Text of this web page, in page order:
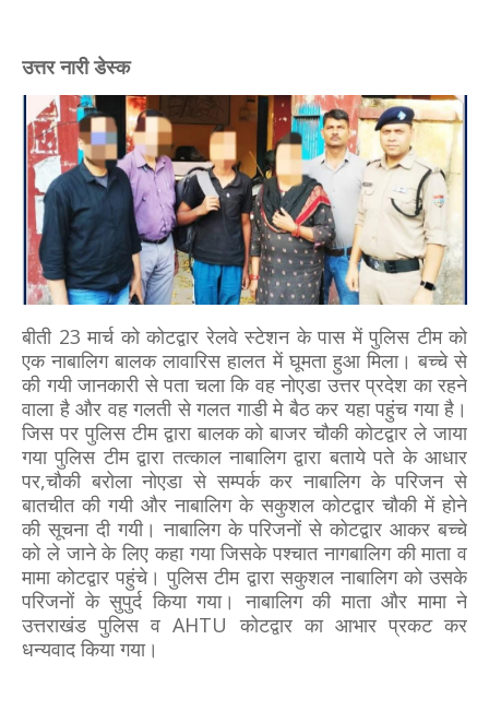
उत्तर नारी डेस्क
बीती 23 मार्च को कोटद्वार रेलवे स्टेशन के पास में पुलिस टीम को
एक नाबालिग बालक लावारिस हालत में घूमता हुआ मिला। बच्चे से
की गयी जानकारी से पता चला कि वह नोएडा उत्तर प्रदेश का रहने
वाला है और वह गलती से गलत गाडी मे बैठ कर यहा पहुंच गया है।
जिस पर पुलिस टीम द्वारा बालक को बाजर चौकी कोटद्वार ले जाया
गया पुलिस टीम द्वारा तत्काल नाबालिग द्वारा बताये पते के आधार
पर,चौकी बरोला नोएडा से सम्पर्क कर नाबालिग के परिजन से
बातचीत की गयी और नाबालिग के सकुशल कोटद्वार चौकी में होने
की सूचना दी गयी। नाबालिग के परिजनों से कोटद्वार आकर बच्चे
को ले जाने के लिए कहा गया जिसके पश्चात नागबालिग की माता व
मामा कोटद्वार पहुंचे। पुलिस टीम द्वारा सकुशल नाबालिग को उसके
परिजनों के सुपुर्द किया गया। नाबालिग की माता और मामा ने
उत्तराखंड पुलिस व AHTU कोटद्वार का आभार प्रकट कर
धन्यवाद किया गया।